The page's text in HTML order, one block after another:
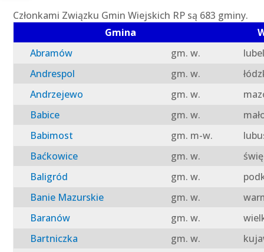
Członkami Związku Gmin Wiejskich RP są 683 gminy.
Gmina
Abramów
gm. w.
Andrespol
gm. w.
Andrzejewo
gm. w.
Babice
gm. w.
Babimost
gm. m-w.
Baćkowice
gm. w.
Baligród
gm. w.
Banie Mazurskie
gm. w.
Baranów
gm. w.
Bartniczka
gm. w.